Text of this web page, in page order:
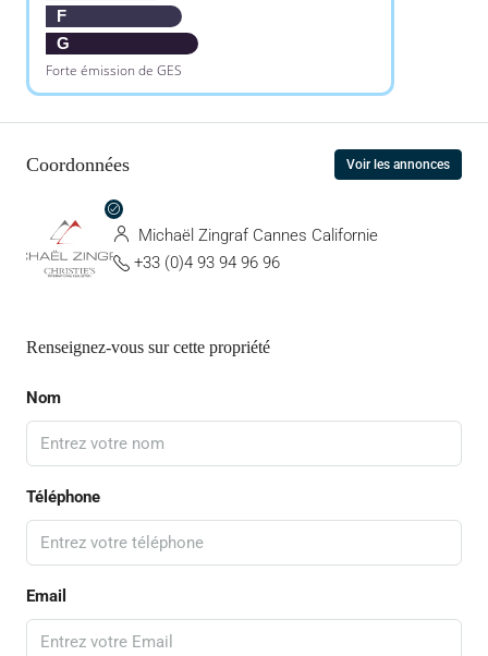
F
G
Forte émission de GES
Coordonnées Voir les annonces
Michaël Zingraf Cannes Californie
+33 (0)4 93 94 96 96
Renseignez-vous sur cette propriété
Nom
Téléphone
Email